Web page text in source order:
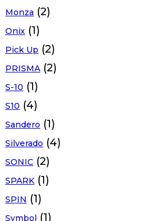
Monza (2)
Onix (1)
Pick Up (2)
PRISMA (2)
S-10 (1)
S10 (4)
Sandero (1)
Silverado (4)
SONIC (2)
SPARK (1)
SPIN (1)
Symbol (1)